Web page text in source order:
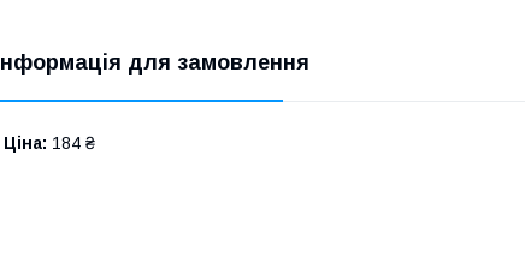
Інформація для замовлення
Ціна: 184 ₴